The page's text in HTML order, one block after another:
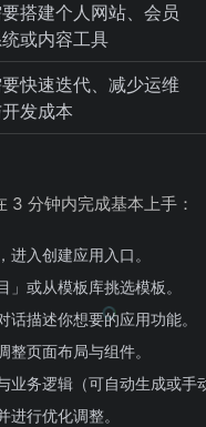
搭建个人网站、会员
或内容工具
快速迭代、减少运维
发成本
3 分钟内完成基本上手：
进入创建应用入口。
」或从模板库挑选模板。
话描述你想要的应用功能。
整页面布局与组件。
业务逻辑（可自动生成或手
进行优化调整。